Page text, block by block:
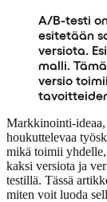
A/B-testi
esitetään
versiota.
malli.
versio
Markkinointi-ideaa,
houkuttelevaa
mikä toimii
kaksi versiota ja
testillä. Tässä
miten voit luoda